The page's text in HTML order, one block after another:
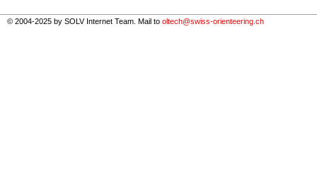
© 2004-2025 by SOLV Internet Team. Mail to oltech@swiss-orienteering.ch